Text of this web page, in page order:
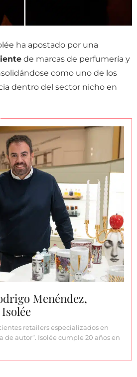
ha apostado por una
de marcas de perfumería y
como uno de los
dentro del sector nicho en
Menéndez,
retailers especializados en
de autor”. Isolée cumple 20 años en